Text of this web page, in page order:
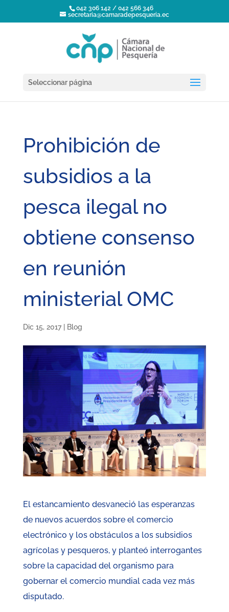
042 306 142 / 042 566 346
secretaria@camaradepesqueria.ec
Seleccionar página
Prohibición de
subsidios a la
pesca ilegal no
obtiene consenso
en reunión
ministerial OMC
Dic 15, 2017| Blog
El estancamiento desvaneció las esperanzas
de nuevos acuerdos sobre el comercio
electrónico y los obstáculos a los subsidios
agrícolas y pesqueros, y planteó interrogantes
sobre la capacidad del organismo para
gobernar el comercio mundial cada vez más
disputado.